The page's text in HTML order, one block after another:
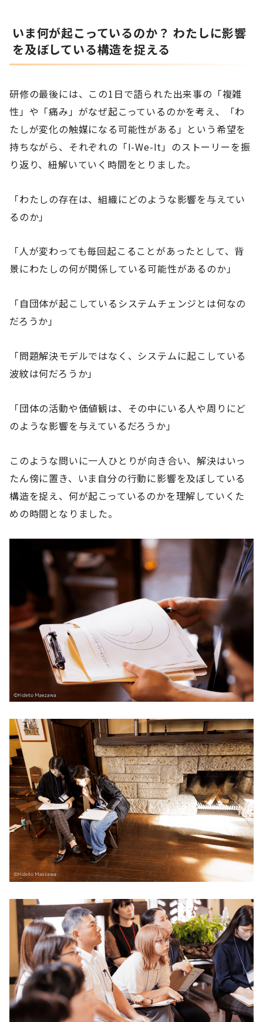
いま何が起こっているのか？ わたしに影響
を及ぼしている構造を捉える
研修の最後には、この1日で語られた出来事の「複雑
性」や「痛み」がなぜ起こっているのかを考え、「わ
たしが変化の触媒になる可能性がある」という希望を
持ちながら、それぞれの「I-We-It」のストーリーを振
り返り、紐解いていく時間をとりました。
「わたしの存在は、組織にどのような影響を与えてい
るのか」
「人が変わっても毎回起こることがあったとして、背
景にわたしの何が関係している可能性があるのか」
「自団体が起こしているシステムチェンジとは何なの
だろうか」
「問題解決モデルではなく、システムに起こしている
波紋は何だろうか」
「団体の活動や価値観は、その中にいる人や周りにど
のような影響を与えているだろうか」
このような問いに一人ひとりが向き合い、解決はいっ
たん傍に置き、いま自分の行動に影響を及ぼしている
構造を捉え、何が起こっているのかを理解していくた
めの時間となりました。